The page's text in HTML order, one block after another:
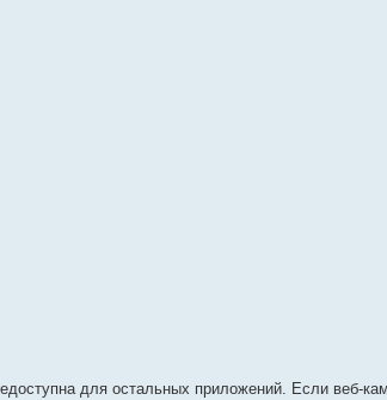
для остальных приложений. Если веб-